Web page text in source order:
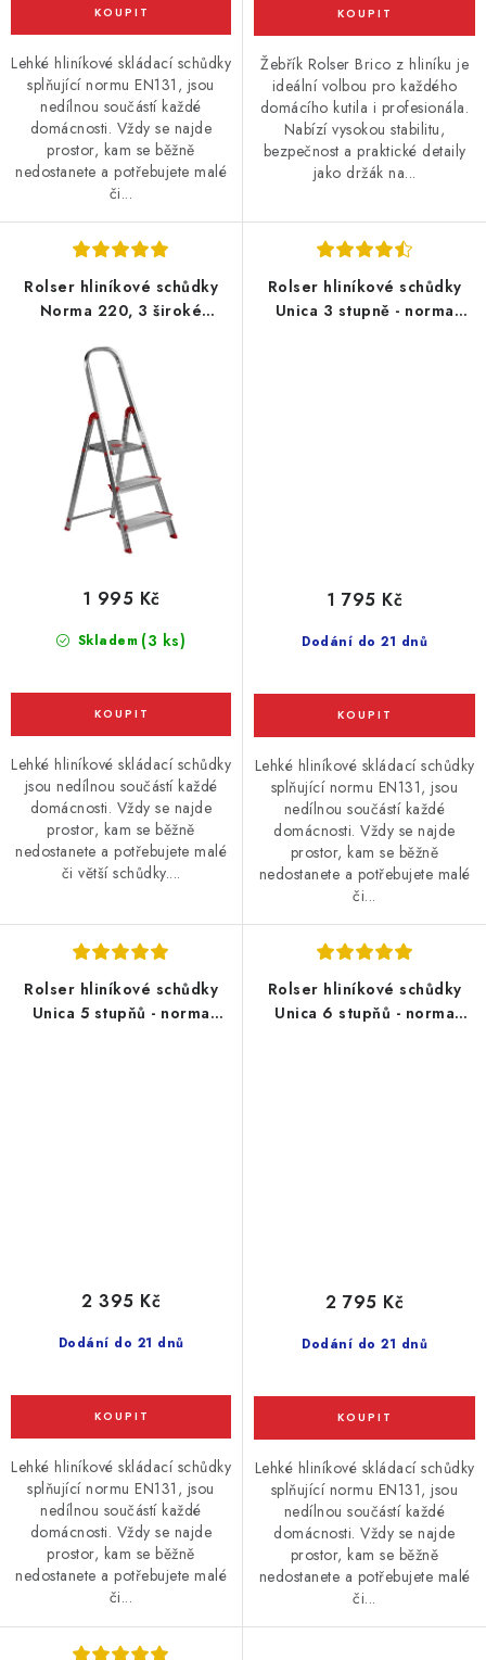
Lehké hliníkové skládací schůdky
splňující normu EN131, jsou
nedílnou součástí každé
domácnosti. Vždy se najde
prostor, kam se běžně
nedostanete a potřebujete malé
či...
Žebřík Rolser Brico z hliníku je
ideální volbou pro každého
domácího kutila i profesionála.
Nabízí vysokou stabilitu,
bezpečnost a praktické detaily
jako držák na...
Rolser hliníkové schůdky
Norma 220, 3 široké
PROFI
Skladem (3 ks)
1 995 Kč
Lehké hliníkové skládací schůdky
jsou nedílnou součástí každé
domácnosti. Vždy se najde
prostor, kam se běžně
nedostanete a potřebujete malé
či větší schůdky....
Rolser hliníkové schůdky
Unica 3 stupně - norma
Dodání do 21 dnů
1 795 Kč
Lehké hliníkové skládací schůdky
splňující normu EN131, jsou
nedílnou součástí každé
domácnosti. Vždy se najde
prostor, kam se běžně
nedostanete a potřebujete malé
či...
Rolser hliníkové schůdky
Unica 5 stupňů - norma
Dodání do 21 dnů
2 395 Kč
Lehké hliníkové skládací schůdky
splňující normu EN131, jsou
nedílnou součástí každé
domácnosti. Vždy se najde
prostor, kam se běžně
nedostanete a potřebujete malé
či...
Rolser hliníkové schůdky
Unica 6 stupňů - norma
Dodání do 21 dnů
2 795 Kč
Lehké hliníkové skládací schůdky
splňující normu EN131, jsou
nedílnou součástí každé
domácnosti. Vždy se najde
prostor, kam se běžně
nedostanete a potřebujete malé
či...